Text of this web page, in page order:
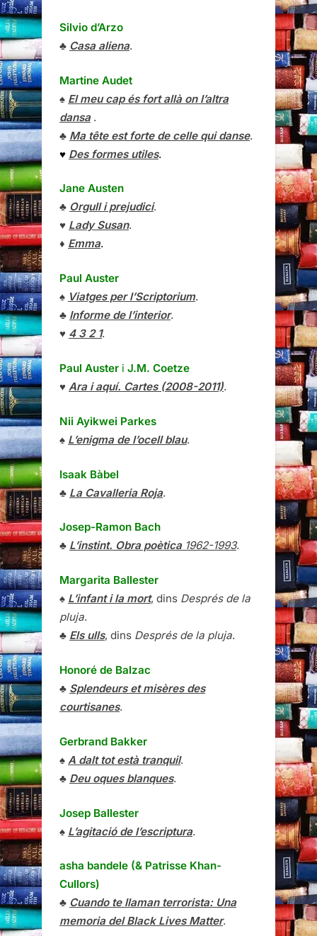
Silvio d’Arzo
♣ Casa aliena.
Martine Audet
♠ El meu cap és fort allà on l’altra
dansa.
♣ Ma tête est forte de celle qui danse.
♥ Des formes utiles.
Jane Austen
♣ Orgull i prejudici.
♥ Lady Susan.
♦ Emma.
Paul Auster
♠ Viatges per l’Scriptorium.
♣ Informe de l’interior.
♥ 4 3 2 1.
Paul Auster i J.M. Coetze
♥ Ara i aquí. Cartes (2008-2011).
Nii Ayikwei Parkes
♠ L’enigma de l’ocell blau.
Isaak Bàbel
♣ La Cavalleria Roja.
Josep-Ramon Bach
♣ L’instint. Obra poètica1962-1993.
Margarita Ballester
♠ L’infant i la mort, dins Després de la
pluja.
♣ Els ulls, dins Després de la pluja.
Honoré de Balzac
♣ Splendeurs et misères des
courtisanes.
Gerbrand Bakker
♠ A dalt tot està tranquil.
♣ Deu oques blanques.
Josep Ballester
♠ L’agitació de l’escriptura.
asha bandele (& Patrisse Khan-
Cullors)
♣ Cuando te llaman terrorista: Una
memoria del Black Lives Matter.